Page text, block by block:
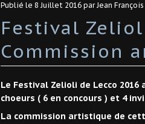
Publié le 8 Juillet 2016 par Jean
Festival
Commission
Le Festival Zelioli de Lecco
choeurs ( 6 en concours ) et 4
La commission artistique de